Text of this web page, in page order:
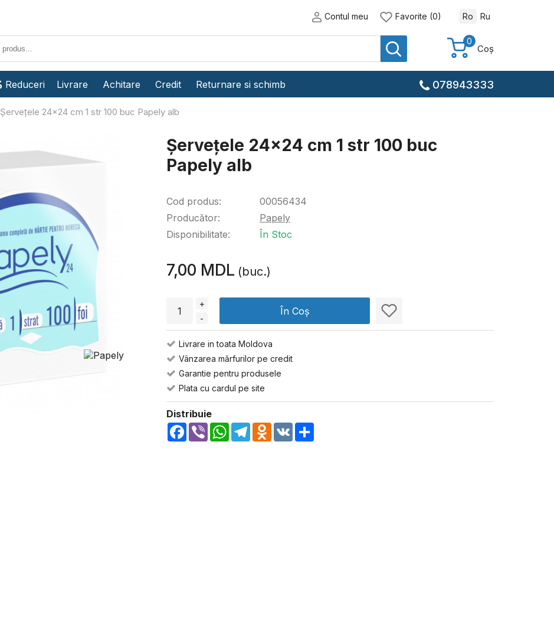
Contul meu Favorite (0) Ro Ru
0
Coș
Reduceri Livrare Achitare Credit Returnare si schimb 078943333
Șervețele 24x24 cm 1 str 100 buc Papely alb
Șervețele 24x24 cm 1 str 100 buc
Papely alb
Cod produs:
Producător:
Disponibilitate:
00056434
Papely
În Stoc
7,00 MDL (buc.)
+
-
În Coș
Livrare in toata Moldova
Vânzarea mărfurilor pe credit
Garantie pentru produsele
Plata cu cardul pe site
Distribuie
Facebook
Viber WhatsApp
TelegramOdnoklassniki
VK